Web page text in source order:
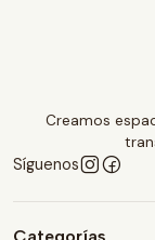
Creamos
Síguenos